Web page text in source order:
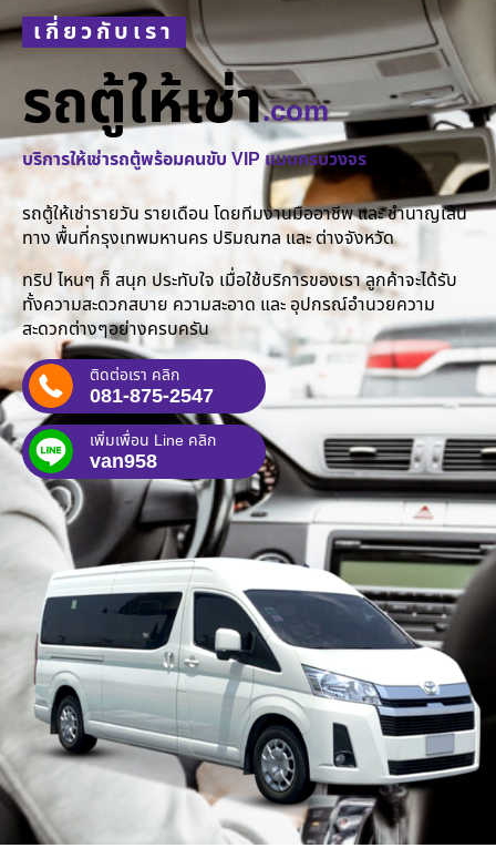
เกี่ยวกับเรา
รถตู้ให้เช่า.com
บริการให้เช่ารถตู้พร้อมคนขับ VIP แบบครบวงจร
รถตู้ให้เช่ารายวัน รายเดือน โดยทีมงานมืออาชีพ และ ชำนาญเส้น
ทาง พื้นที่กรุงเทพมหานคร ปริมณฑล และ ต่างจังหวัด
ทริป ไหนๆ ก็ สนุก ประทับใจ เมื่อใช้บริการของเรา ลูกค้าจะได้รับ
ทั้งความสะดวกสบาย ความสะอาด และ อุปกรณ์อำนวยความ
สะดวกต่างๆอย่างครบครัน
ติดต่อเรา คลิก
081-875-2547
เพิ่มเพื่อน Line คลิก
van958